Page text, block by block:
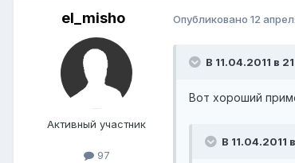
el_misho
Активный участник
97
Опубликовано 12
В 11.04.2011 в
Вот хороший
В 11.04.2011